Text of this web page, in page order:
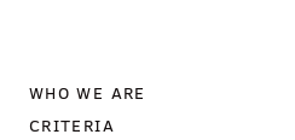
WHO WE ARE
CRITERIA